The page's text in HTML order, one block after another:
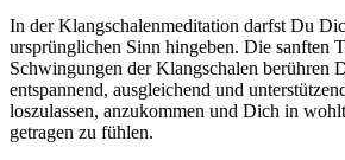
In der Klangschalenmeditation darfst Du
ursprünglichen Sinn hingeben. Die sanften
Schwingungen der Klangschalen berühren
entspannend, ausgleichend und
loszulassen, anzukommen und Dich in
getragen zu fühlen.